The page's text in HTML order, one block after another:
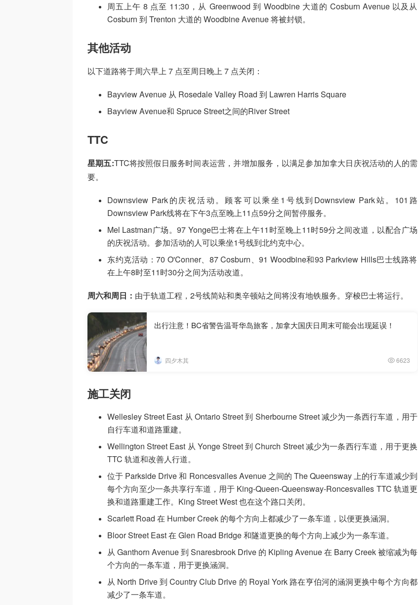
周五上午 8 点至 11:30，从 Greenwood 到 Woodbine 大道的 Cosburn Avenue 以及从
Cosburn 到 Trenton 大道的 Woodbine Avenue 将被封锁。
其他活动
以下道路将于周六早上 7 点至周日晚上 7 点关闭：
Bayview Avenue 从 Rosedale Valley Road 到 Lawren Harris Square
Bayview Avenue和 Spruce Street之间的River Street
TTC
星期五:TTC将按照假日服务时间表运营，并增加服务，以满足参加加拿大日庆祝活动的人的需
要。
Downsview Park的庆祝活动。顾客可以乘坐1号线到Downsview Park站。101路
Downsview Park线将在下午3点至晚上11点59分之间暂停服务。
Mel Lastman广场。97 Yonge巴士将在上午11时至晚上11时59分之间改道，以配合广场
的庆祝活动。参加活动的人可以乘坐1号线到北约克中心。
东约克活动：70 O'Conner、87 Cosburn、91 Woodbine和93 Parkview Hills巴士线路将
在上午8时至11时30分之间为活动改道。
周六和周日： 由于轨道工程，2号线简站和奥辛顿站之间将没有地铁服务。穿梭巴士将运行。
出行注意！BC省警告温哥华岛旅客，加拿大国庆日周末可能会出现延误！
四夕木其 6623
施工关闭
Wellesley Street East 从 Ontario Street 到 Sherbourne Street 减少为一条西行车道，用于
自行车道和道路重建。
Wellington Street East 从 Yonge Street 到 Church Street 减少为一条西行车道，用于更换
TTC 轨道和改善人行道。
位于 Parkside Drive 和 Roncesvalles Avenue 之间的 The Queensway 上的行车道减少到
每个方向至少一条共享行车道，用于 King-Queen-Queensway-Roncesvalles TTC 轨道更
换和道路重建工作。King Street West 也在这个路口关闭。
Scarlett Road 在 Humber Creek 的每个方向上都减少了一条车道，以便更换涵洞。
Bloor Street East 在 Glen Road Bridge 和隧道更换的每个方向上减少为一条车道。
从 Ganthorn Avenue 到 Snaresbrook Drive 的 Kipling Avenue 在 Barry Creek 被缩减为每
个方向的一条车道，用于更换涵洞。
从 North Drive 到 Country Club Drive 的 Royal York 路在亨伯河的涵洞更换中每个方向都
减少了一条车道。